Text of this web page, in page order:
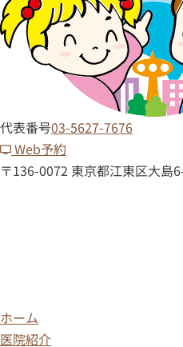
代表番号03-5627-7676
Web予約
〒136-0072 東京都江東区大島
ホーム
医院紹介